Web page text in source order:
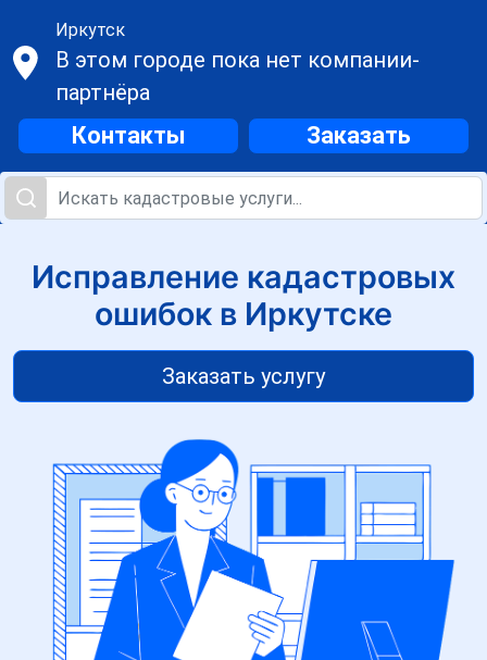
Иркутск
В этом городе пока нет компании-
партнёра
Контакты Заказать
Исправление кадастровых
ошибок в Иркутске
Заказать услугу